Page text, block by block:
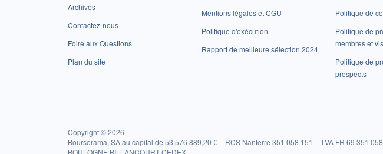
Archives
Contactez-nous
Foire aux Questions
Plan du site
Mentions légales et CGU
Politique d'exécution
Rapport de meilleure sélection 2024
Politique de
Politique de
membres et
Politique de
prospects
Copyright © 2026
Boursorama, SA au capital de 53 576 889,20 € – RCS Nanterre 351 058 151 – TVA FR 69 351